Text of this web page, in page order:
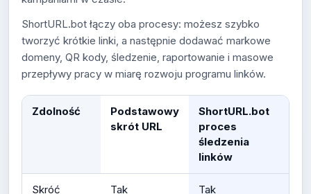
ShortURL.bot łączy oba procesy: możesz szybko
tworzyć krótkie linki, a następnie dodawać markowe
domeny, QR kody, śledzenie, raportowanie i masowe
przepływy pracy w miarę rozwoju programu linków.
Zdolność
Podstawowy
skrót URL
ShortURL.bot
proces
śledzenia
linków
Skróć
Tak Tak